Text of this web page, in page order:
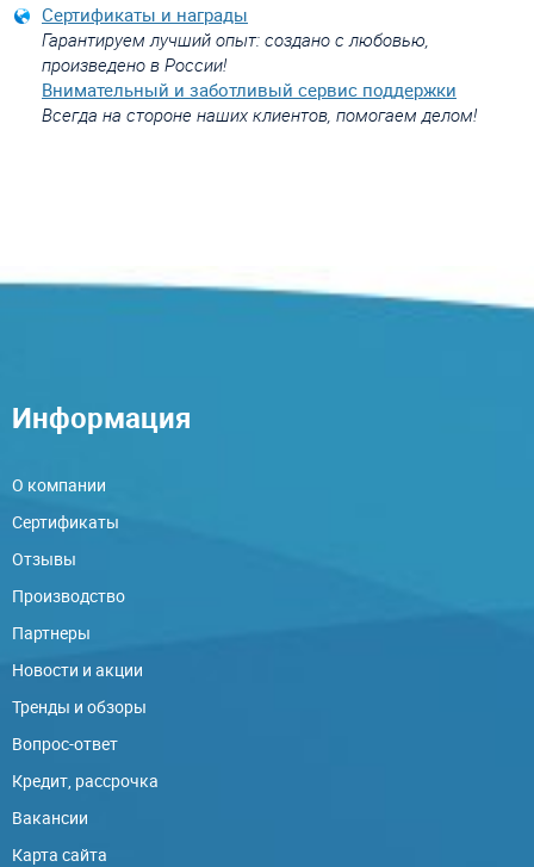
Сертификаты и награды
Гарантируем лучший опыт: создано с любовью,
произведено в России!
Внимательный и заботливый сервис поддержки
Всегда на стороне наших клиентов, помогаем делом!
Информация
О компании
Сертификаты
Отзывы
Производство
Партнеры
Новости и акции
Тренды и обзоры
Вопрос-ответ
Кредит, рассрочка
Вакансии
Карта сайта